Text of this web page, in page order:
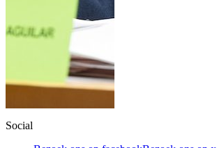
Social